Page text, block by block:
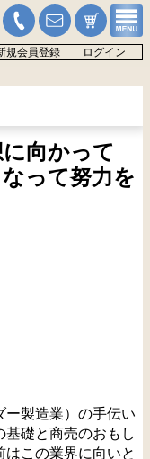
規会員登録 ログイン
向かって
って努力を
ー製造業）の手伝い
基礎と商売のおもし
この業界に向いと